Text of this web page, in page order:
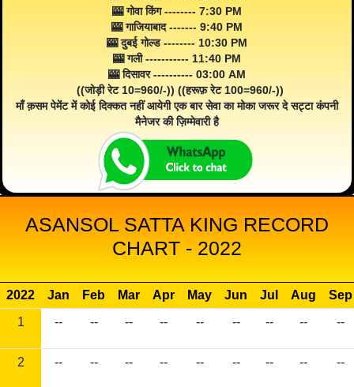
🎰 गोवा किंग -------- 7:30 PM
🎰 गाजियाबाद ------- 9:40 PM
🎰 दुबई गोल्ड -------- 10:30 PM
🎰 गली ----------- 11:40 PM
🎰 दिसावर ---------- 03:00 AM
((जोड़ी रेट 10=960/-)) ((हरूफ़ रेट 100=960/-))
माँ क़सम पेमेंट में कोई दिक्कत नहीं आयेगी एक बार सेवा का मोका जरूर दे सट्टा कंपनी
मैनेजर की ज़िम्मेवारी है
ASANSOL SATTA KING RECORD
CHART - 2022
2022 Jan Feb Mar Apr May Jun Jul Aug
Sep
1
-- -- -- -- -- -- -- -- --
2 -- -- -- -- -- -- -- -- --